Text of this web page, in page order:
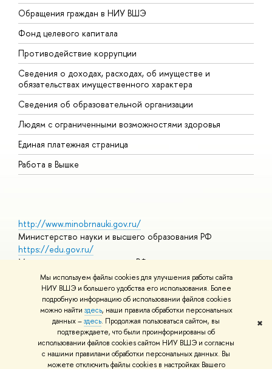
Мы используем файлы cookies для улучшения работы сайта
НИУ ВШЭ и большего удобства его использования. Более
подробную информацию об использовании файлов cookies
можно найти здесь, наши правила обработки персональных
данных –здесь. Продолжая пользоваться сайтом, вы
подтверждаете, что были проинформированы об
использовании файлов cookies сайтом НИУ ВШЭ и согласны
с нашими правилами обработки персональных данных. Вы
можете отключить файлы cookies в настройках Вашего
✖
Обращения граждан в НИУ ВШЭ
Фонд целевого капитала
Противодействие коррупции
Сведения о доходах, расходах, об имуществе и
обязательствах имущественного характера
Сведения об образовательной организации
Людям с ограниченными возможностями здоровья
Единая платежная страница
Работа в Вышке
http://www.minobrnauki.gov.ru/
Министерство науки и высшего образования РФ
https://edu.gov.ru/
Министерство просвещения РФ
https://elearning.hse.ru/mooc
Массовые открытые онлайн-курсы
© НИУ ВШЭ 1993–2026 Адреса и контактыУсловия
использования материалов Политика конфиденциальности
Шрифты HSE Sans и HSE Slab разработаны вШколе дизайна НИУ